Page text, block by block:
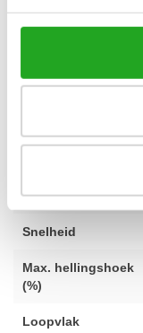
je klaar.Neem gerust
Aantal programma's
Snelheid
Max. hellingshoek
(%)
Loopvlak